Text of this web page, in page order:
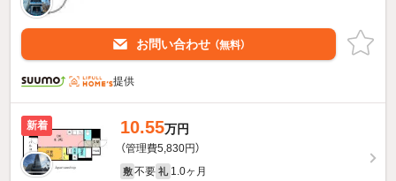
お問い合わせ （無料）
提供
新着 10.55万円
（管理費5,830円）
敷 不要 礼 1.0ヶ月